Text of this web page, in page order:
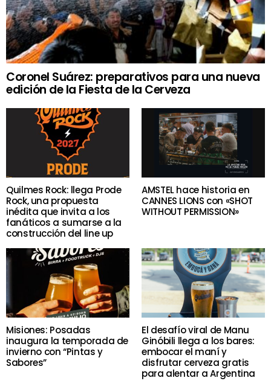
Coronel Suárez: preparativos para una nueva
edición de la Fiesta de la Cerveza
Quilmes Rock: llega Prode
Rock, una propuesta
inédita que invita a los
fanáticos a sumarse a la
construcción del line up
AMSTEL hace historia en
CANNES LIONS con «SHOT
WITHOUT PERMISSION»
Misiones: Posadas
inaugura la temporada de
invierno con “Pintas y
Sabores”
El desafío viral de Manu
Ginóbili llega a los bares:
embocar el maní y
disfrutar cerveza gratis
para alentar a Argentina